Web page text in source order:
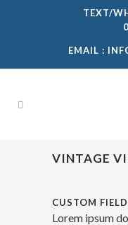
TEXT/
EMAIL :
VINTAGE
CUSTOM FIELD
Lorem ipsum